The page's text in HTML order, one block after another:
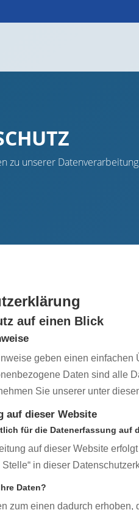
zu unserer Datenverarbeitung
auf einen Blick
geben einen einfachen
Daten sind alle
Sie unserer unter
auf dieser Website
für die Datenerfassung auf
auf dieser Website
in dieser
Daten?
zum einen dadurch